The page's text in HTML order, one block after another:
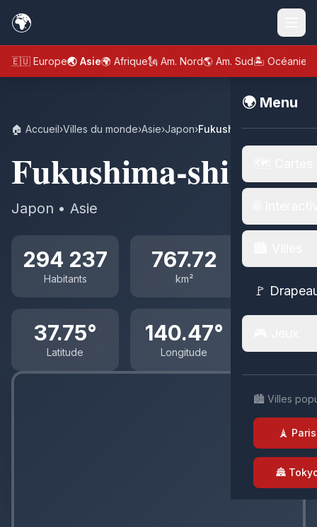
🌍
🇪🇺 Europe🌏 Asie🌍 Afrique🗽 Am. Nord🌎 Am. Sud🏝️ Océanie
🌍 Menu
🚩
🏙️ Villes
🗼 Paris
🏯
🏠 Accueil›Villes du monde›Asie›Japon›Fukushima-shi
Fukushima-shi
Japon • Asie
294 237
Habitants
767.72
km²
37.75°
Latitude
140.47°
Longitude